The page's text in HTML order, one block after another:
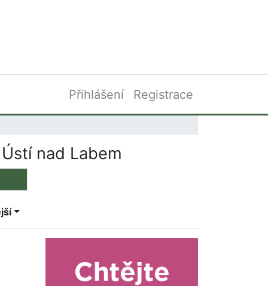
Přihlášení Registrace
nad Labem